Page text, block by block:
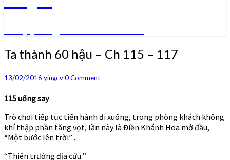
Ta
thành
hậu
Ch
115
–
117
Ta thành 60 hậu – Ch 115 – 117
13/02/2016 yingcvComments
0 Comment
115 uống say
Trò chơi tiếp tục tiến hành đi xuống, trong phòng khách không
khí thập phần tăng vọt, lần này là Điền Khánh Hoa mở đầu,
“Một bước lên trời” .
“Thiên trường địa cửu ”